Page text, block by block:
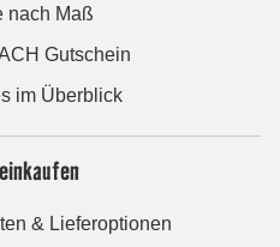
nach Maß
Gutschein
im Überblick
& Lieferoptionen